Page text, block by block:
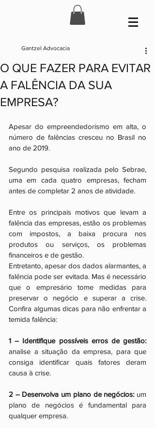
O QUE FAZER PARA EVITAR
A FALÊNCIA DA SUA
EMPRESA?
Gantzel Advocacia
Apesar do empreendedorismo em alta, o
número de falências cresceu no Brasil no
ano de 2019.
Segundo pesquisa realizada pelo Sebrae,
uma em cada quatro empresas, fecham
antes de completar 2 anos de atividade.
Entre os principais motivos que levam a
falência das empresas, estão os problemas
com impostos, a baixa procura nos
produtos ou serviços, os problemas
financeiros e de gestão.
Entretanto, apesar dos dados alarmantes, a
falência pode ser evitada. Mas é necessário
que o empresário tome medidas para
preservar o negócio e superar a crise.
Confira algumas dicas para não enfrentar a
temida falência:
1 – Identifique possíveis erros de gestão:
analise a situação da empresa, para que
consiga identificar quais fatores deram
causa à crise.
2 – Desenvolva um plano de negócios: um
plano de negócios é fundamental para
qualquer empresa.